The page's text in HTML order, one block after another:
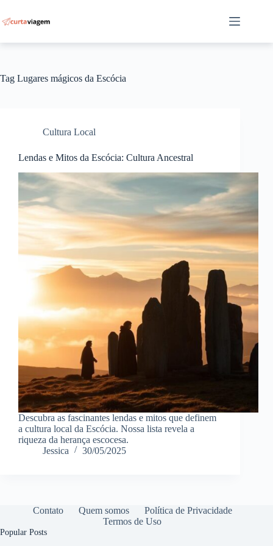
para
o
Tag Lugares mágicos da Escócia
Cultura Local
Lendas e Mitos da Escócia: Cultura Ancestral
Descubra as fascinantes lendas e mitos que definem
a cultura local da Escócia. Nossa lista revela a
riqueza da herança escocesa.
Jessica
30/05/2025
Contato Quem somos
Política de Privacidade
Termos de Uso
Popular Posts